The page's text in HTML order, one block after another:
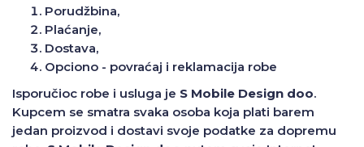
Porudžbina,
Plaćanje,
Dostava,
Opciono - povraćaj i reklamacija robe
Isporučioc robe i usluga je S Mobile Design doo.
Kupcem se smatra svaka osoba koja plati barem
jedan proizvod i dostavi svoje podatke za dopremu